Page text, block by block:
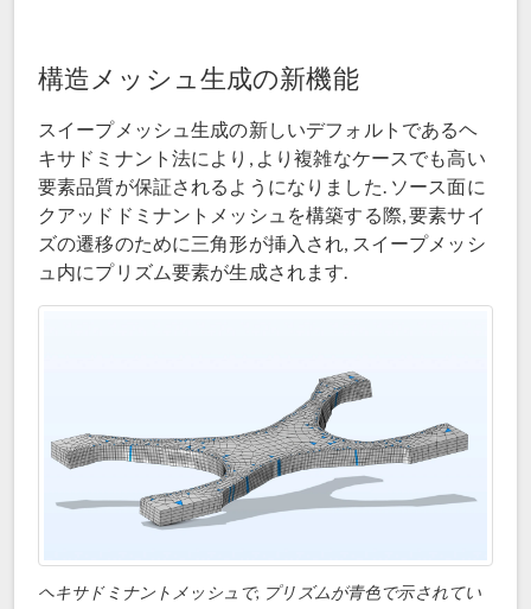
構造メッシュ生成の新機能
スイープメッシュ生成の新しいデフォルトであるヘ
キサドミナント法により, より複雑なケースでも高い
要素品質が保証されるようになりました. ソース面に
クアッドドミナントメッシュを構築する際, 要素サイ
ズの遷移のために三角形が挿入され, スイープメッシ
ュ内にプリズム要素が生成されます.
ヘキサドミナントメッシュで, プリズムが青色で示されてい